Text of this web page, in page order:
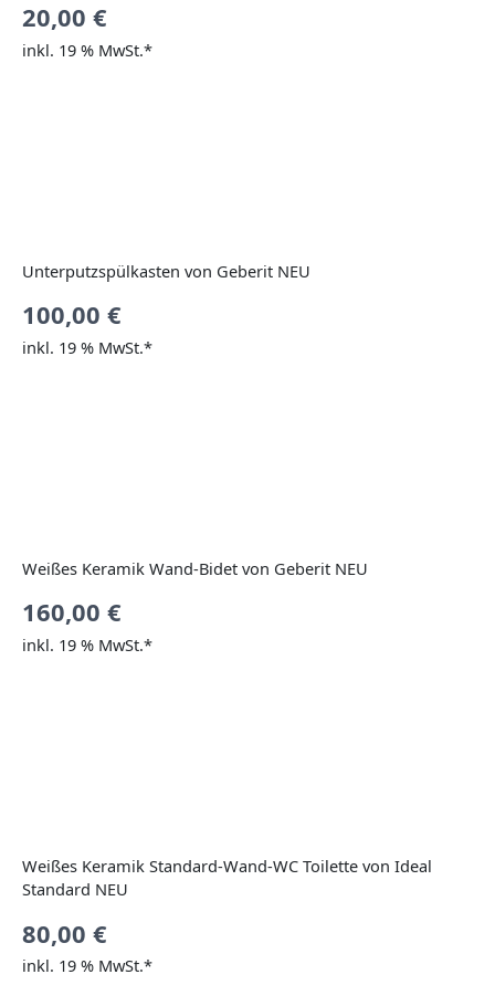
20,00 €
inkl. 19 % MwSt.*
Unterputzspülkasten von Geberit NEU
100,00 €
inkl. 19 % MwSt.*
Weißes Keramik Wand-Bidet von Geberit NEU
160,00 €
inkl. 19 % MwSt.*
Weißes Keramik Standard-Wand-WC Toilette von Ideal
Standard NEU
80,00 €
inkl. 19 % MwSt.*